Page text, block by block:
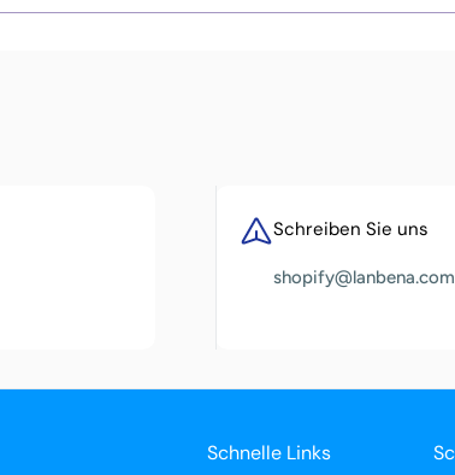
Schreiben Sie uns
shopify@lanbena.com
Schnelle Links